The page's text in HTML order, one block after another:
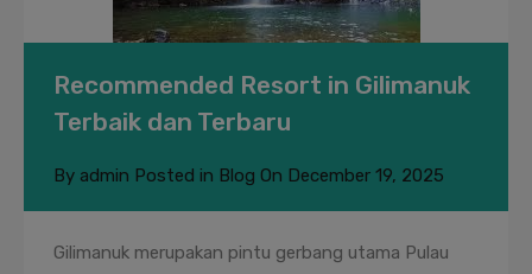
Recommended Resort in Gilimanuk
Terbaik dan Terbaru
By admin Posted in Blog On December 19, 2025
Gilimanuk merupakan pintu gerbang utama Pulau